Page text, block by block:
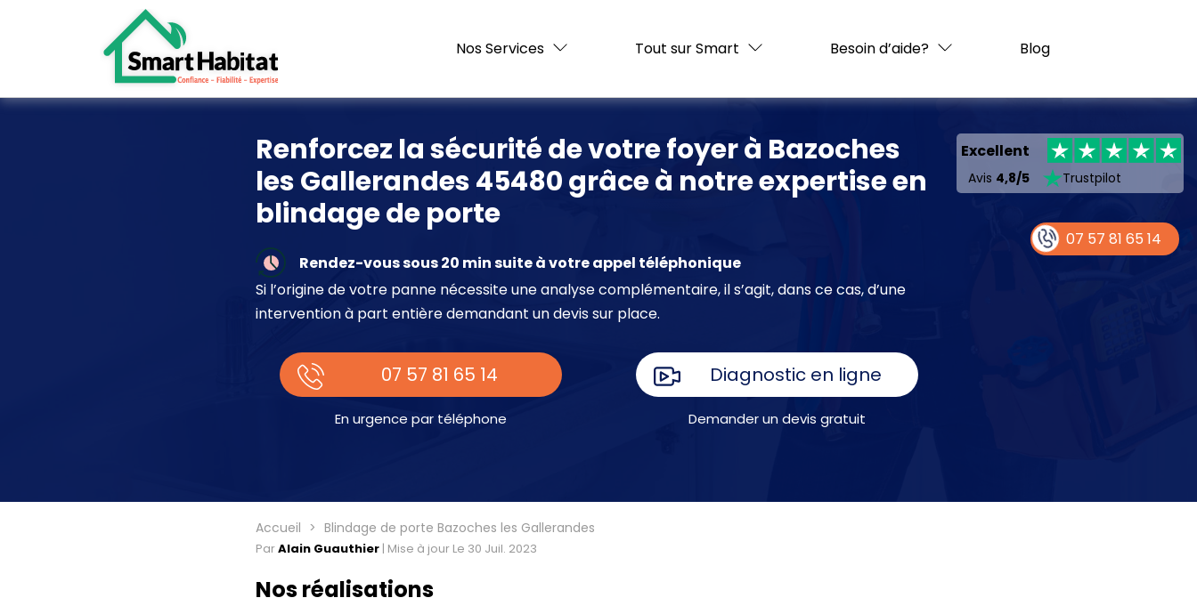
Nos Services Tout sur Smart Besoin d’aide? Blog
Renforcez la sécurité de votre foyer à Bazoches
les Gallerandes 45480 grâce à notre expertise en
blindage de porte
Rendez-vous sous 20 min suite à votre appel téléphonique
Si l’origine de votre panne nécessite une analyse complémentaire, il s’agit, dans ce cas, d’une
intervention à part entière demandant un devis sur place.
07 57 81 65 14
En urgence par téléphone
Diagnostic en ligne
Demander un devis gratuit
Accueil Blindage de porte Bazoches les Gallerandes
ParAlain Guauthier | Mise à jour Le 30 Juil. 2023
Nos réalisations
Excellent
Avis 4,8/5 Trustpilot
07 57 81 65 14